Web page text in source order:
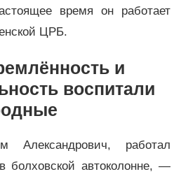
время он работает
ЦРБ.
и
воспитали
работал
болховской автоколонне, —